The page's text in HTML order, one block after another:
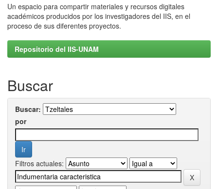
Un espacio para compartir materiales y recursos digitales
académicos producidos por los investigadores del IIS, en el
proceso de sus diferentes proyectos.
Repositorio del IIS-UNAM
Buscar
Buscar:
por
Filtros actuales: